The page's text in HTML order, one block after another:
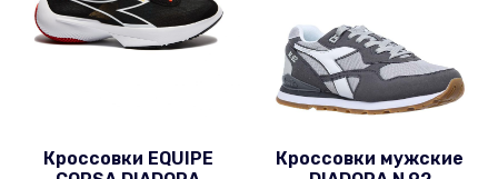
Кроссовки EQUIPE
Кроссовки мужские